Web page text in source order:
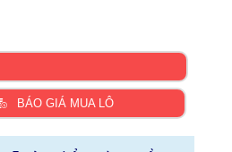
BÁO GIÁ MUA LÔ